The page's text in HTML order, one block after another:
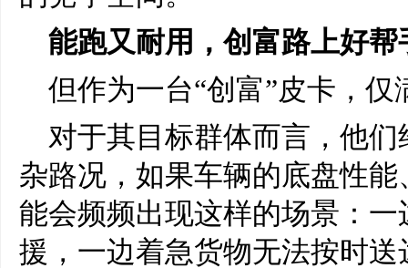
能跑又耐用，创富路上好帮
但作为一台“创富”皮卡，
对于其目标群体而言，他
杂路况，如果车辆的底盘性
能会频频出现这样的场景：
援，一边着急货物无法按时送